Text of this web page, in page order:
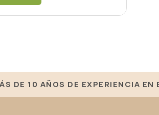
DE 10 AÑOS DE EXPERIENCIA EN